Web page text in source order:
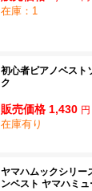
在庫：1
初心者ピアノベスト
ク
販売価格 1,430 円
在庫有り
ヤマハムックシリー
ンベスト ヤマハミ